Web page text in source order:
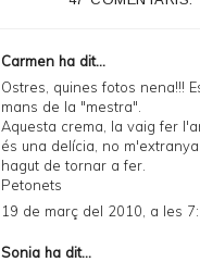
Carmen ha dit...
Ostres, quines fotos nena!!!
mans de la "mestra".
Aquesta crema, la vaig fer
és una delícia, no
hagut de tornar a fer.
Petonets
19 de març del 2010, a les
Sonia ha dit...